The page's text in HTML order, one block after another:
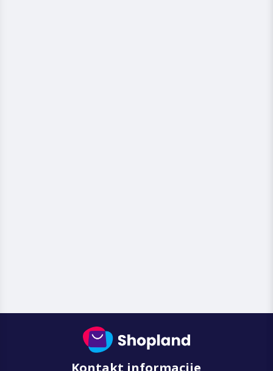
Kontakt informacije